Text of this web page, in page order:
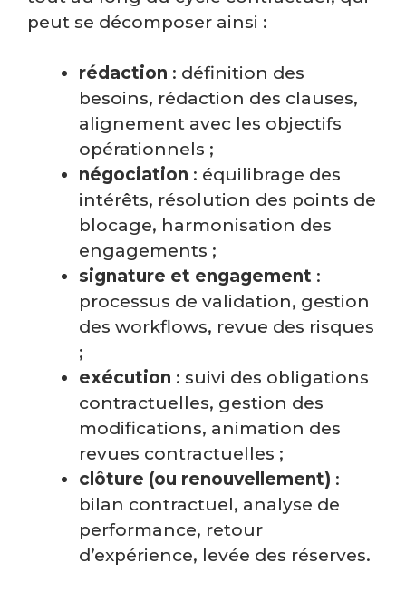
peut se décomposer ainsi :
rédaction : définition des
besoins, rédaction des clauses,
alignement avec les objectifs
opérationnels ;
négociation : équilibrage des
intérêts, résolution des points de
blocage, harmonisation des
engagements ;
signature et engagement :
processus de validation, gestion
des workflows, revue des risques
;
exécution : suivi des obligations
contractuelles, gestion des
modifications, animation des
revues contractuelles ;
clôture (ou renouvellement) :
bilan contractuel, analyse de
performance, retour
d’expérience, levée des réserves.